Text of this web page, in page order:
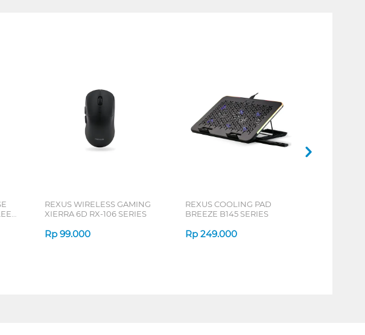
REXUS WIRELESS GAMING
XIERRA 6D RX-106 SERIES
Rp 99.000
REXUS COOLING PAD
BREEZE B145 SERIES
Rp 249.000